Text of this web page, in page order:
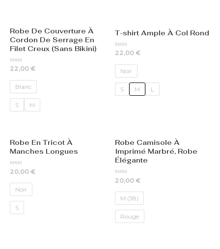
Robe De Couverture À
Cordon De Serrage En
Filet Creux (Sans Bikini)
Rated
out
5
22,00 €
Blanc
S M
T-shirt Ample À Col Rond
Rated
out
5
22,00 €
Noir
S M L
Robe En Tricot À
Manches Longues
Rated
out
5
20,00 €
Noir
S
Robe Camisole À
Imprimé Marbré, Robe
Élégante
Rated
out
5
20,00 €
M (38)
Rouge